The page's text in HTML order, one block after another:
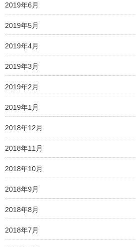
2019年6月
2019年5月
2019年4月
2019年3月
2019年2月
2019年1月
2018年12月
2018年11月
2018年10月
2018年9月
2018年8月
2018年7月